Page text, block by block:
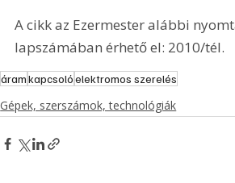
A cikk az Ezermester alábbi
lapszámában érhető el: 2010/tél.
áramkapcsolóelektromos szerelés
Gépek, szerszámok, technológiák